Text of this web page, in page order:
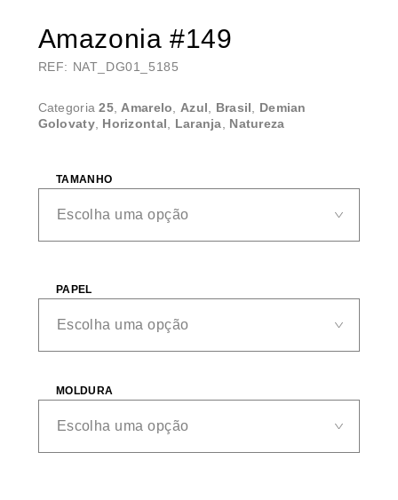
Amazonia #149
REF: NAT_DG01_5185
Categoria25, Amarelo Azul Brasil
Demian
Golovaty, Horizontal Laranja Natureza
TAMANHO
PAPEL
MOLDURA